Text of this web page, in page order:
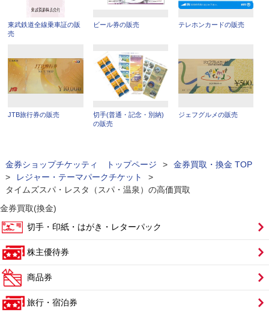
東武鉄道全線乗車証の販
売
ビール券の販売 テレホンカードの販売
JTB旅行券の販売
切手(普通・記念・別納)
の販売
ジェフグルメの販売
金券ショップチケッティ トップページ >
金券買取・換金 TOP
>
レジャー・テーマパークチケット
>
タイムズスパ・レスタ（スパ・温泉）の高価買取
金券買取(換金)
切手・印紙・はがき・レターパック
株主優待券
商品券
旅行・宿泊券